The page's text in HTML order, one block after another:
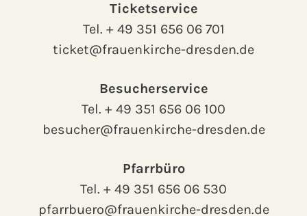
Ticketservice
Tel. + 49 351 656 06 701
ticket@frauenkirche-dresden.de
Besucherservice
Tel. + 49 351 656 06 100
besucher@frauenkirche-dresden.de
Pfarrbüro
Tel. + 49 351 656 06 530
pfarrbuero@frauenkirche-dresden.de